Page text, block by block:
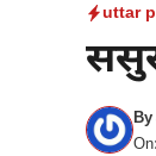
uttar
By